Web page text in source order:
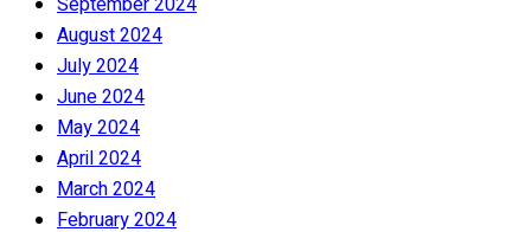
August 2024
July 2024
June 2024
May 2024
April 2024
March 2024
February 2024